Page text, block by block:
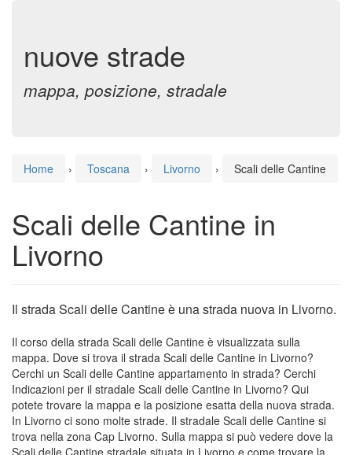
nuove strade
mappa, posizione, stradale
Home › Toscana › Livorno › Scali delle Cantine
Scali delle Cantine in
Livorno
Il strada Scali delle Cantine è una strada nuova in Livorno.
Il corso della strada Scali delle Cantine è visualizzata sulla
mappa. Dove si trova il strada Scali delle Cantine in Livorno?
Cerchi un Scali delle Cantine appartamento in strada? Cerchi
Indicazioni per il stradale Scali delle Cantine in Livorno? Qui
potete trovare la mappa e la posizione esatta della nuova strada.
In Livorno ci sono molte strade. Il stradale Scali delle Cantine si
trova nella zona Cap Livorno. Sulla mappa si può vedere dove la
Scali delle Cantine stradale situata in Livorno e come trovare la